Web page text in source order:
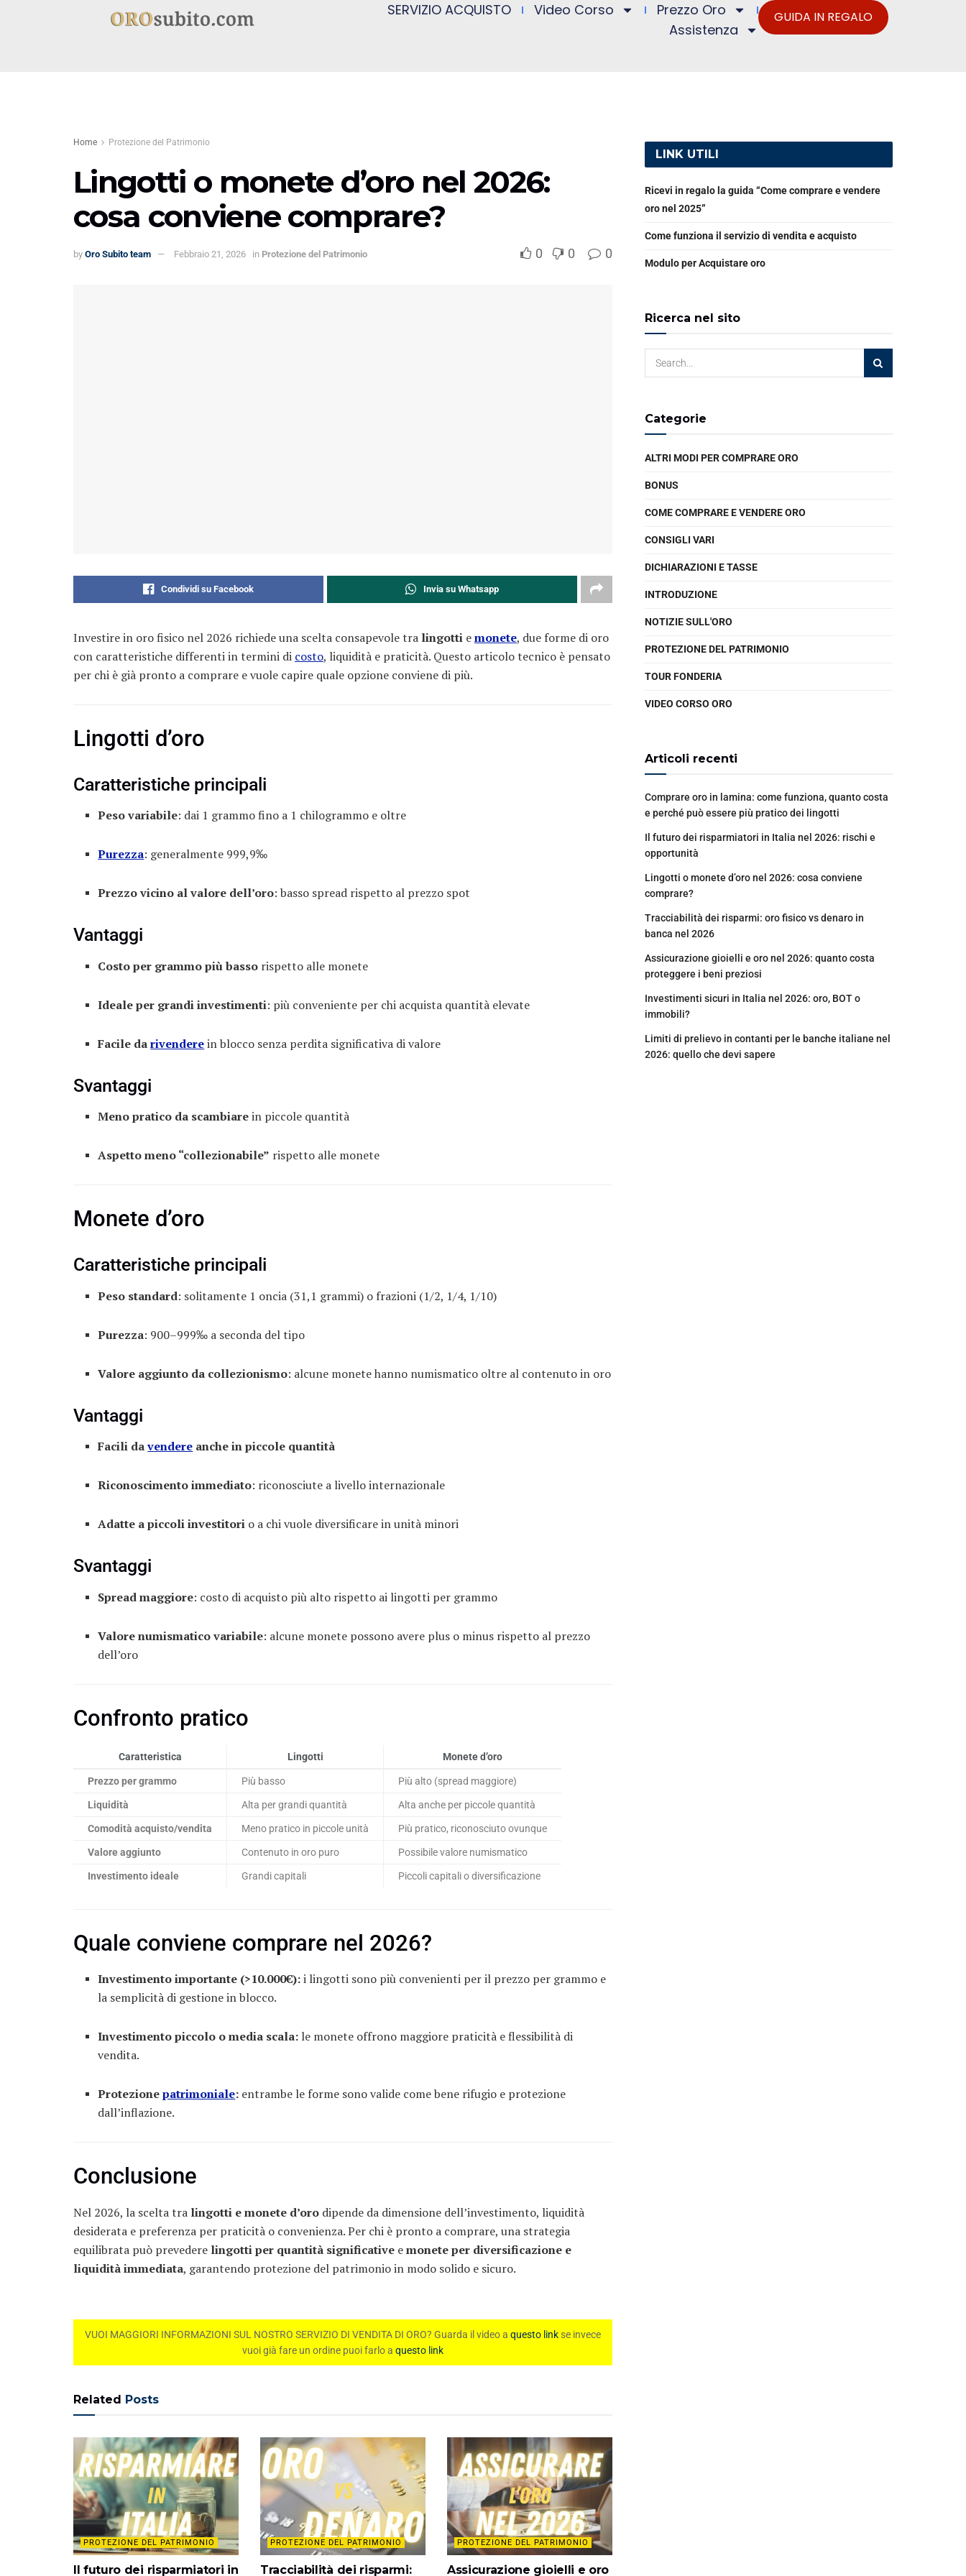
SERVIZIO ACQUISTO Video Corso
Prezzo Oro
Assistenza
GUIDA IN REGALO
Home Protezione del Patrimonio
Lingotti o monete d’oro nel 2026:
cosa conviene comprare?
by Oro Subito team Febbraio 21, 2026 in Protezione del Patrimonio 0 0 0
Condividi su Facebook Invia su Whatsapp
Investire in oro fisico nel 2026 richiede una scelta consapevole tra lingotti emonete, due forme di oro
con caratteristiche differenti in termini di costo, liquidità e praticità. Questo articolo tecnico è pensato
per chi è già pronto a comprare e vuole capire quale opzione conviene di più.
Lingotti d’oro
Caratteristiche principali
Peso variabile: dai 1 grammo fino a 1 chilogrammo e oltre
Purezza: generalmente 999,9‰
Prezzo vicino al valore dell’oro: basso spread rispetto al prezzo spot
Vantaggi
Costo per grammo più basso rispetto alle monete
Ideale per grandi investimenti: più conveniente per chi acquista quantità elevate
Facile darivenderein blocco senza perdita significativa di valore
Svantaggi
Meno pratico da scambiarein piccole quantità
Aspetto meno “collezionabile” rispetto alle monete
Monete d’oro
Caratteristiche principali
Peso standard: solitamente 1 oncia (31,1 grammi) o frazioni (1/2, 1/4, 1/10)
Purezza: 900–999‰ a seconda del tipo
Valore aggiunto da collezionismo: alcune monete hanno numismatico oltre al contenuto in oro
Vantaggi
Facili davendere anche in piccole quantità
Riconoscimento immediato: riconosciute a livello internazionale
Adatte a piccoli investitori o a chi vuole diversificare in unità minori
Svantaggi
Spread maggiore: costo di acquisto più alto rispetto ai lingotti per grammo
Valore numismatico variabile: alcune monete possono avere plus o minus rispetto al prezzo
dell’oro
Confronto pratico
Caratteristica Lingotti Monete d’oro
Prezzo per grammo Più basso Più alto (spread maggiore)
Liquidità Alta per grandi quantità Alta anche per piccole quantità
Comodità acquisto/vendita Meno pratico in piccole unità Più pratico, riconosciuto ovunque
Valore aggiunto Contenuto in oro puro Possibile valore numismatico
Investimento ideale Grandi capitali Piccoli capitali o diversificazione
Quale conviene comprare nel 2026?
Investimento importante (>10.000€):i lingotti sono più convenienti per il prezzo per grammo e
la semplicità di gestione in blocco.
Investimento piccolo o media scala: le monete offrono maggiore praticità e flessibilità di
vendita.
Protezionepatrimoniale: entrambe le forme sono valide come bene rifugio e protezione
dall’inflazione.
Conclusione
Nel 2026, la scelta tra lingotti e monete d’oro dipende da dimensione dell’investimento, liquidità
desiderata e preferenza per praticità o convenienza. Per chi è pronto a comprare, una strategia
equilibrata può prevedere lingotti per quantità significative emonete per diversificazione e
liquidità immediata, garantendo protezione del patrimonio in modo solido e sicuro.
VUOI MAGGIORI INFORMAZIONI SUL NOSTRO SERVIZIO DI VENDITA DI ORO? Guarda il video a questo link se invece
vuoi già fare un ordine puoi farlo a questo link
Related Posts
PROTEZIONE DEL PATRIMONIO
Il futuro dei risparmiatori in
PROTEZIONE DEL PATRIMONIO
Tracciabilità dei risparmi:
PROTEZIONE DEL PATRIMONIO
Assicurazione gioielli e oro
LINK UTILI
Ricevi in regalo la guida “Come comprare e vendere
oro nel 2025”
Come funziona il servizio di vendita e acquisto
Modulo per Acquistare oro
Ricerca nel sito
Categorie
ALTRI MODI PER COMPRARE ORO
BONUS
COME COMPRARE E VENDERE ORO
CONSIGLI VARI
DICHIARAZIONI E TASSE
INTRODUZIONE
NOTIZIE SULL'ORO
PROTEZIONE DEL PATRIMONIO
TOUR FONDERIA
VIDEO CORSO ORO
Articoli recenti
Comprare oro in lamina: come funziona, quanto costa
e perché può essere più pratico dei lingotti
Il futuro dei risparmiatori in Italia nel 2026: rischi e
opportunità
Lingotti o monete d’oro nel 2026: cosa conviene
comprare?
Tracciabilità dei risparmi: oro fisico vs denaro in
banca nel 2026
Assicurazione gioielli e oro nel 2026: quanto costa
proteggere i beni preziosi
Investimenti sicuri in Italia nel 2026: oro, BOT o
immobili?
Limiti di prelievo in contanti per le banche italiane nel
2026: quello che devi sapere